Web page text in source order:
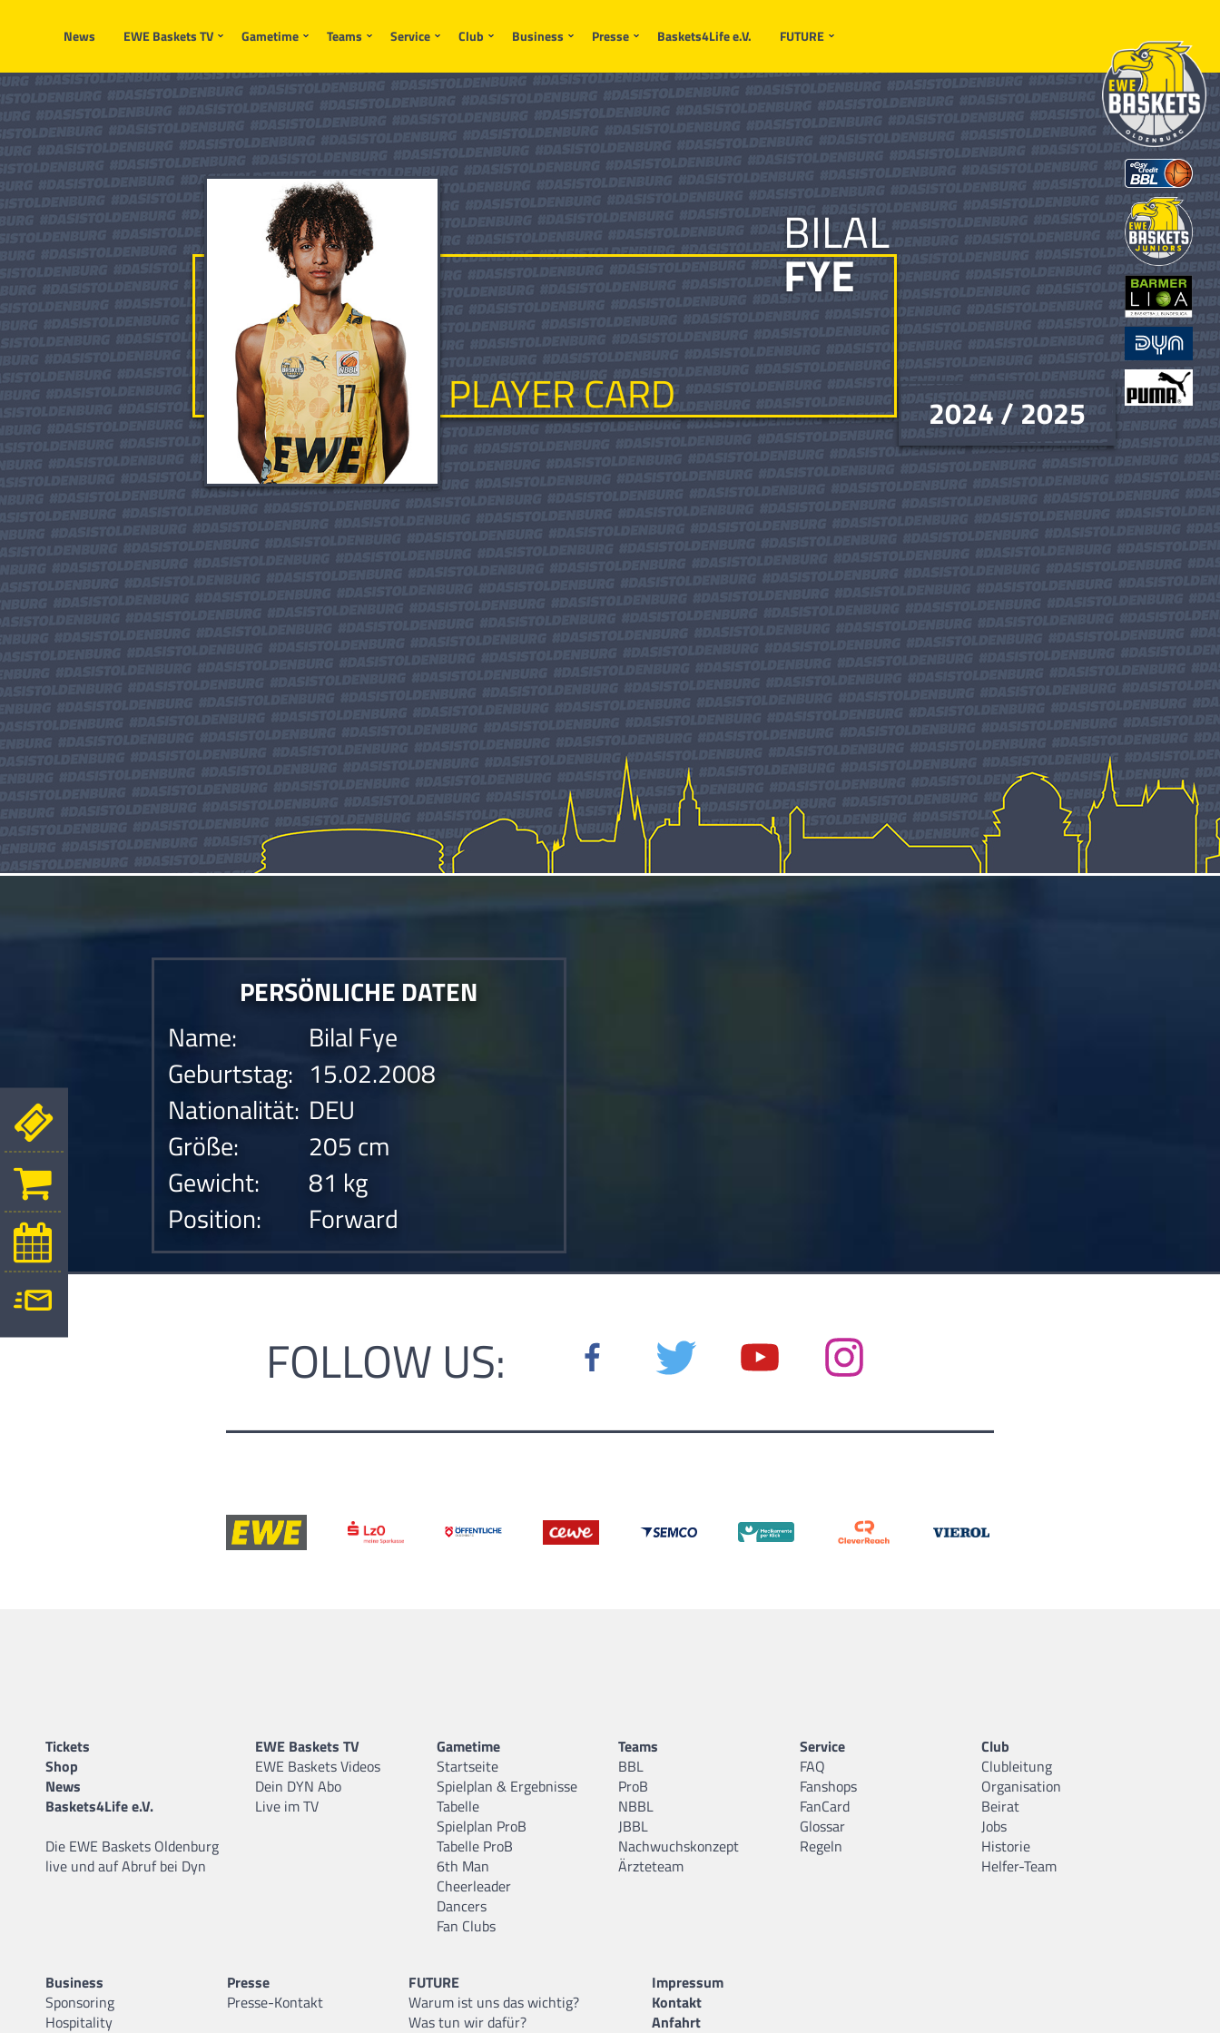
News EWE Baskets TV Gametime Teams Service Club Business Presse Baskets4Life e.V. FUTURE
BILAL
FYE
PLAYER CARD 2024 / 2025
PERSÖNLICHE DATEN
Name:
Bilal Fye
Geburtstag: 15.02.2008
Nationalität: DEU
Größe:
205 cm
Gewicht:
81 kg
Position:
Forward
FOLLOW US:
Tickets
Shop
News
Baskets4Life e.V.
Die EWE Baskets Oldenburg
live und auf Abruf bei Dyn
EWE Baskets TV
EWE Baskets Videos
Dein DYN Abo
Live im TV
Gametime
Startseite
Spielplan & Ergebnisse
Tabelle
Spielplan ProB
Tabelle ProB
6th Man
Cheerleader
Dancers
Fan Clubs
Teams
BBL
ProB
NBBL
JBBL
Nachwuchskonzept
Ärzteteam
Service
FAQ
Fanshops
FanCard
Glossar
Regeln
Club
Clubleitung
Organisation
Beirat
Jobs
Historie
Helfer-Team
Business
Sponsoring
Hospitality
Presse
Presse-Kontakt
FUTURE
Warum ist uns das wichtig?
Was tun wir dafür?
Impressum
Kontakt
Anfahrt